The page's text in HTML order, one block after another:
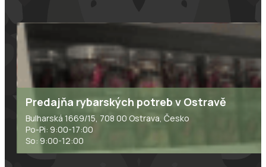
Predajňa rybarských potreb v Ostravě
Bulharská 1669/15, 708 00 Ostrava, Česko
Po-Pi: 9:00-17:00
So: 9:00-12:00